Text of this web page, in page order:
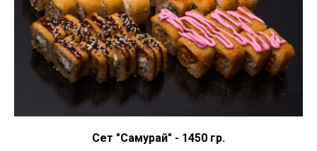
Сет "Самурай" - 1450 гр.